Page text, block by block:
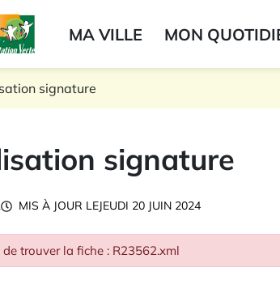
GaronneMA VILLE MON
signature
signature
MIS À JOUR LEJEUDI 20 JUIN 2024
trouver la fiche : R23562.xml